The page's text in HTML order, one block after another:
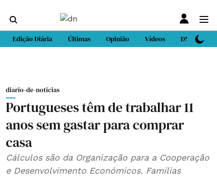
Edição Diária Últimas Opinião Vídeos DN Sport
diario-de-noticias
Portugueses têm de trabalhar 11
anos sem gastar para comprar
casa
Cálculos são da Organização para a Cooperação
e Desenvolvimento Económicos. Famílias